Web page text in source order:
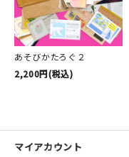
あそびかたろぐ２
2,200円(税込)
マイアカウント